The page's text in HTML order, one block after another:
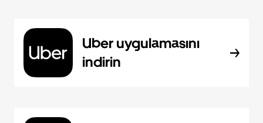
Uber uygulamasını
indirin